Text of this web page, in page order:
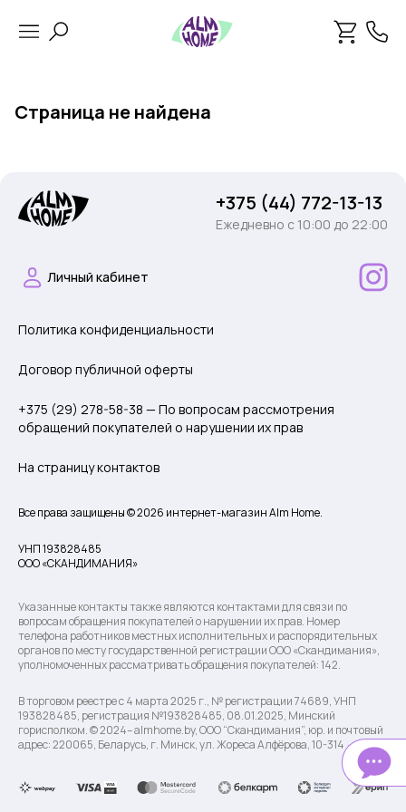
Страница не найдена
+375 (44) 772-13-13
Ежедневно c 10:00 до 22:00
Личный кабинет
Политика конфиденциальности
Договор публичной оферты
+375 (29) 278-58-38 — По вопросам рассмотрения
обращений покупателей о нарушении их прав
На страницу контактов
Все права защищены © 2026 интернет-магазин Alm Home.
УНП 193828485
ООО «СКАНДИМАНИЯ»
Указанные контакты также являются контактами для связи по
вопросам обращения покупателей о нарушении их прав. Номер
телефона работников местных исполнительных и распорядительных
органов по месту государственной регистрации ООО «Скандимания»,
уполномоченных рассматривать обращения покупателей: 142.
В торговом реестре с 4 марта 2025 г., № регистрации 74689, УНП
193828485, регистрация №193828485, 08.01.2025, Минский
горисполком. © 2024– almhome.by, ООО “Скандимания”, юр. и почтовый
адрес: 220065, Беларусь, г. Минск, ул. Жореса Алфёрова, 10-314